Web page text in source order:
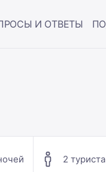
И ОТВЕТЫ
2 туриста